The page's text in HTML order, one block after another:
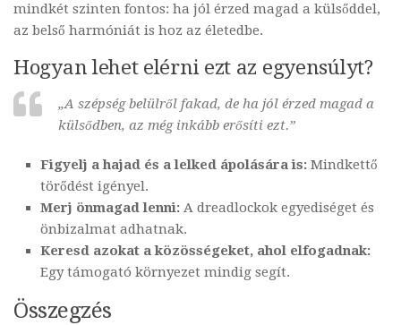
mindkét szinten fontos: ha jól érzed magad a külsőddel,
az belső harmóniát is hoz az életedbe.
Hogyan lehet elérni ezt az egyensúlyt?
„A szépség belülről fakad, de ha jól érzed magad a
külsődben, az még inkább erősíti ezt.”
Figyelj a hajad és a lelked ápolására is: Mindkettő
törődést igényel.
Merj önmagad lenni: A dreadlockok egyediséget és
önbizalmat adhatnak.
Keresd azokat a közösségeket, ahol elfogadnak:
Egy támogató környezet mindig segít.
Összegzés